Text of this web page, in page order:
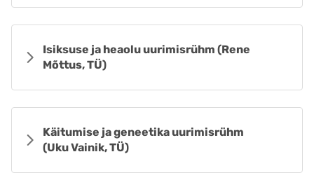
Isiksuse ja heaolu uurimisrühm (Rene
Mõttus, TÜ)
Käitumise ja geneetika uurimisrühm
(Uku Vainik, TÜ)